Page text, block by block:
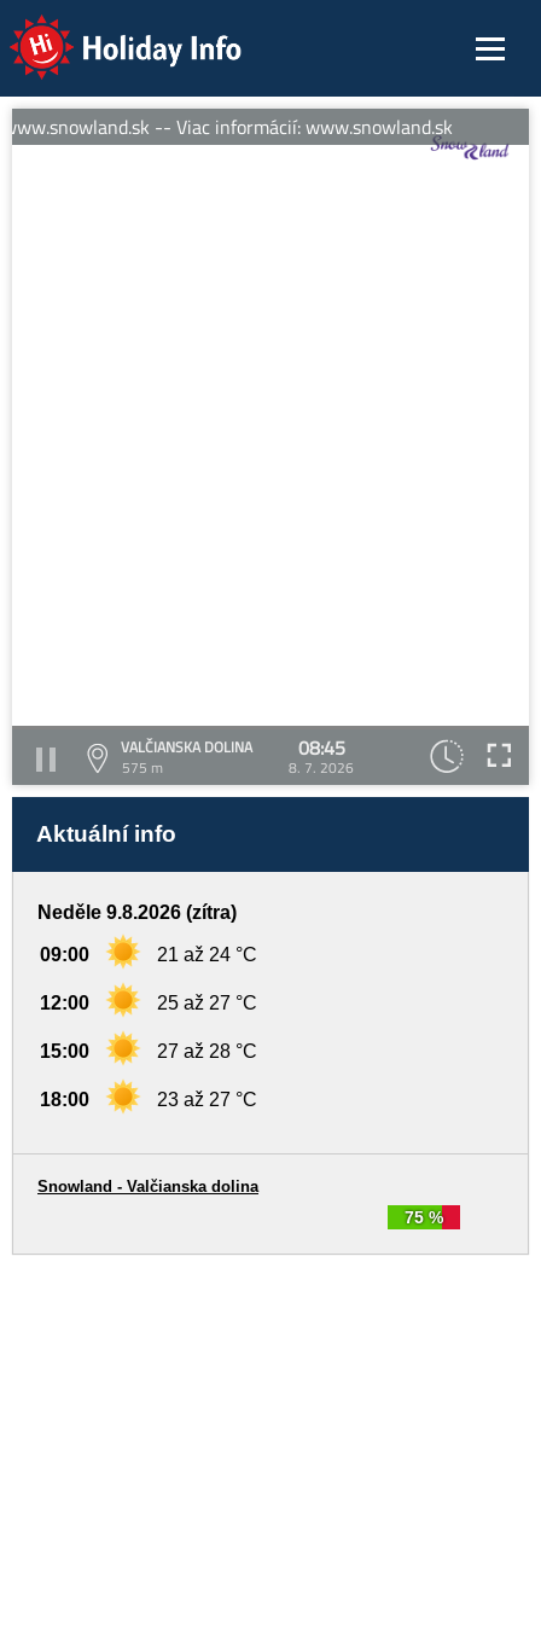
Holiday Info
-- Viac informácií: www.snowland.sk
VALČIANSKA DOLINA
575 m
08:45
8. 7. 2026
Aktuální info
Neděle 9.8.2026 (zítra)
09:00 21 až 24 °C
12:00 25 až 27 °C
15:00 27 až 28 °C
18:00 23 až 27 °C
75 %
Snowland - Valčianska dolina